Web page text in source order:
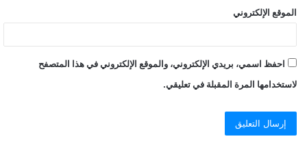
الموقع الإلكتروني
احفظ اسمي، بريدي الإلكتروني، والموقع الإلكتروني في هذا المتصفح
لاستخدامها المرة المقبلة في تعليقي.